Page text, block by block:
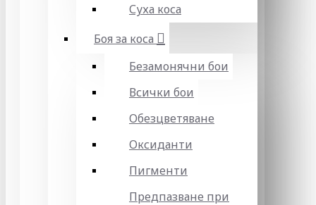
Суха коса
Боя за коса
Безамонячни бои
Всички бои
Обезцветяване
Оксиданти
Пигменти
Предпазване при